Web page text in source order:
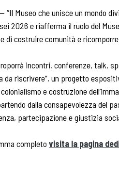
“Il Museo che unisce un mondo
2026 e riafferma il ruolo del
di costruire comunità e
incontri, conferenze, talk,
da riscrivere”, un progetto
e costruzione
dalla consapevolezza del
partecipazione e giustizia
completo visita la pagina